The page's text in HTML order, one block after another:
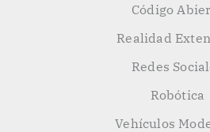
Código
Realidad
Redes
Robótica
Vehículos